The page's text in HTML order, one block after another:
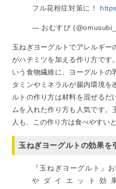
フル花粉症対策に！
— おむすび
玉ねぎヨーグルトでアレルギー
がハチミツを加える作り方です
いう食物繊維に、ヨーグルトの
タミンやミネラルが腸内環境
ルトの作り方は材料を混ぜるだ
ムを入れた作り方も人気です
人も、この作り方は食べやすい
玉ねぎヨーグルトの効果を
『玉ねぎヨーグルト』
やダイエット効